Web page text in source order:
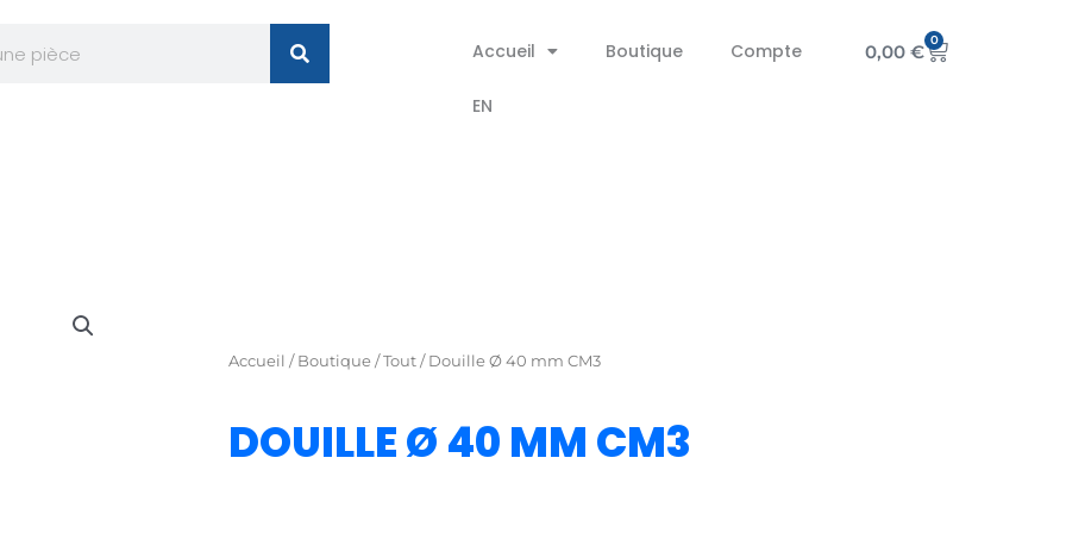
Accueil Boutique Compte
EN
0,00€ 0
Panier
Accueil /Boutique/Tout/ Douille Ø 40 mm CM3
DOUILLE Ø 40 MM CM3